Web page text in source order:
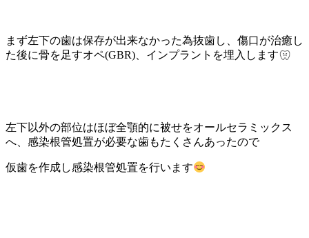
まず左下の歯は保存が出来なかった為抜歯し、傷口が治癒し
た後に骨を足すオペ(GBR) 、インプラントを埋入します
左下以外の部位はほぼ全顎的に被せをオールセラミックス
へ、感染根管処置が必要な歯もたくさんあったので
仮歯を作成し感染根管処置を行います